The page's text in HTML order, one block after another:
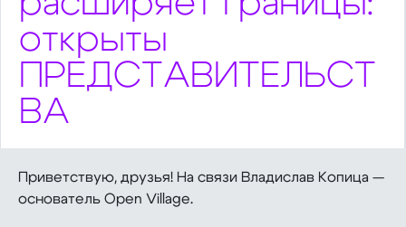
открыты
ПРЕДСТАВИТЕЛЬСТ
ВА
Приветствую, друзья! На связи Владислав Копица —
основатель Open Village.